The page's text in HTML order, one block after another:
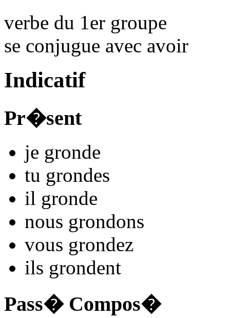
verbe du 1er groupe
se conjugue avec avoir
Indicatif
Pr�sent
je gronde
tu grondes
il gronde
nous grondons
vous grondez
ils grondent
Pass� Compos�